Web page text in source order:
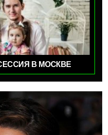
В МОСКВЕ